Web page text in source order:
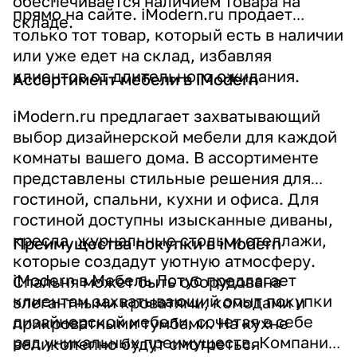
складе.
прямо на сайте. iModern.ru продает
только тот товар, который есть в наличии
или уже едет на склад, избавляя
клиентов от длительного ожидания.
Ассортимент мебели в iModern
iModern.ru предлагает захватывающий
выбор дизайнерской мебели для каждой
комнаты вашего дома. В ассортименте
представлены стильные решения для
гостиной, спальни, кухни и офиса. Для
гостиной доступны изысканные диваны,
кресла, журнальные столы и стеллажи,
которые создадут уютную атмосферу.
Спальня может быть оборудована
элегантными кроватями, комодами и
прикроватными тумбами. На кухне
великолепно будут смотреться
Преимущества покупки в iModern
iModern в Мебель Лотус предлагает
клиентам захватывающий опыт покупки
дизайнерской мебели, сочетая в себе
ряд уникальных преимуществ. Компания